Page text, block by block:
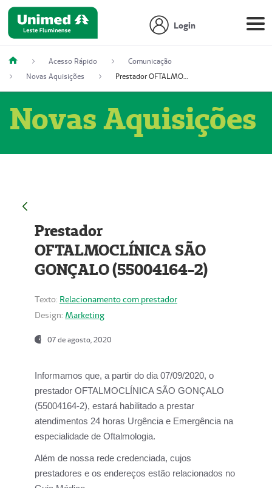
Login
Acesso Rápido
Comunicação
Novas Aquisições
Prestador OFTALMOCLÍNICA SÃO GONÇALO (55004164-2)
Novas Aquisições
Prestador
OFTALMOCLÍNICA SÃO
GONÇALO (55004164-2)
Texto: Relacionamento com prestador
Design: Marketing
07 de agosto, 2020
Informamos que, a partir do dia07/09/2020, o
prestador OFTALMOCLÍNICA SÃO GONÇALO
(55004164-2), estará habilitado a prestar
atendimentos 24 horas Urgência e Emergência na
especialidade de Oftalmologia.
Além de nossa rede credenciada, cujos
prestadores e os endereços estão relacionados no